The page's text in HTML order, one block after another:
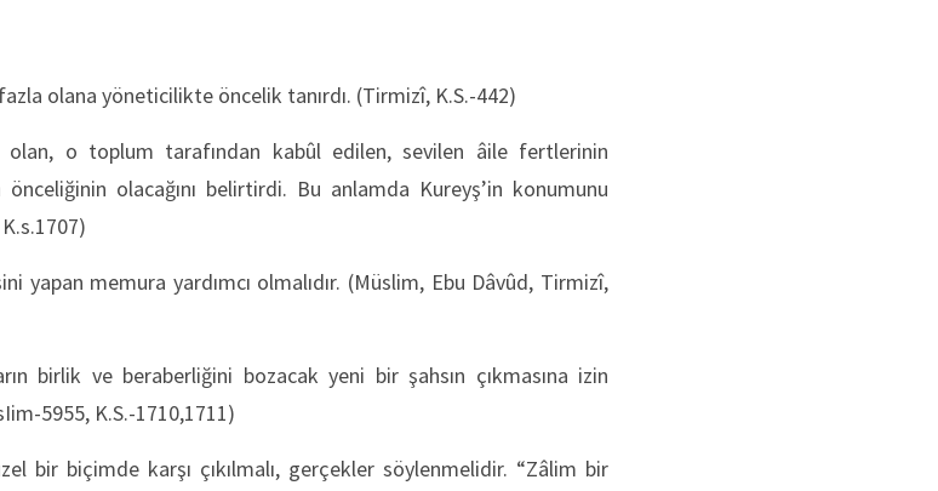
olana yöneticilikte öncelik tanırdı. (Tirmizî, K.S.-442)
o toplum tarafından kabûl edilen, sevilen âile fertlerinin
olacağını belirtirdi. Bu anlamda Kureyş’in konumunu
yapan memura yardımcı olmalıdır. (Müslim, Ebu Dâvûd, Tirmizî,
birlik ve beraberliğini bozacak yeni bir şahsın çıkmasına izin
5955, K.S.-1710,1711)
bir biçimde karşı çıkılmalı, gerçekler söylenmelidir. “Zâlim bir